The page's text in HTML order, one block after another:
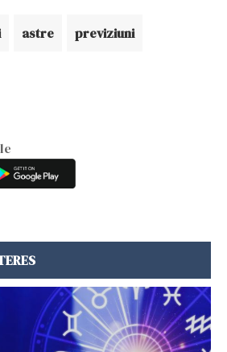
astre previziuni